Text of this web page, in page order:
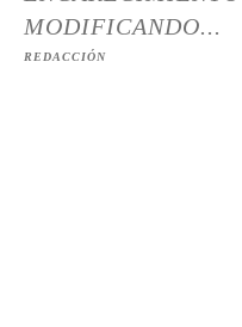
MODIFICANDO...
REDACCIÓN